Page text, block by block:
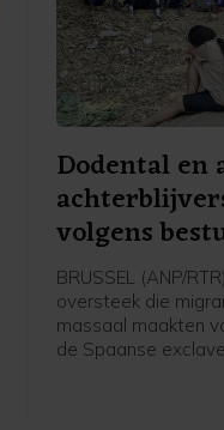
Dodental en
volgens
Ceuta
BRUSSEL (ANP/
oversteek die
massaal maakten
de Spaanse